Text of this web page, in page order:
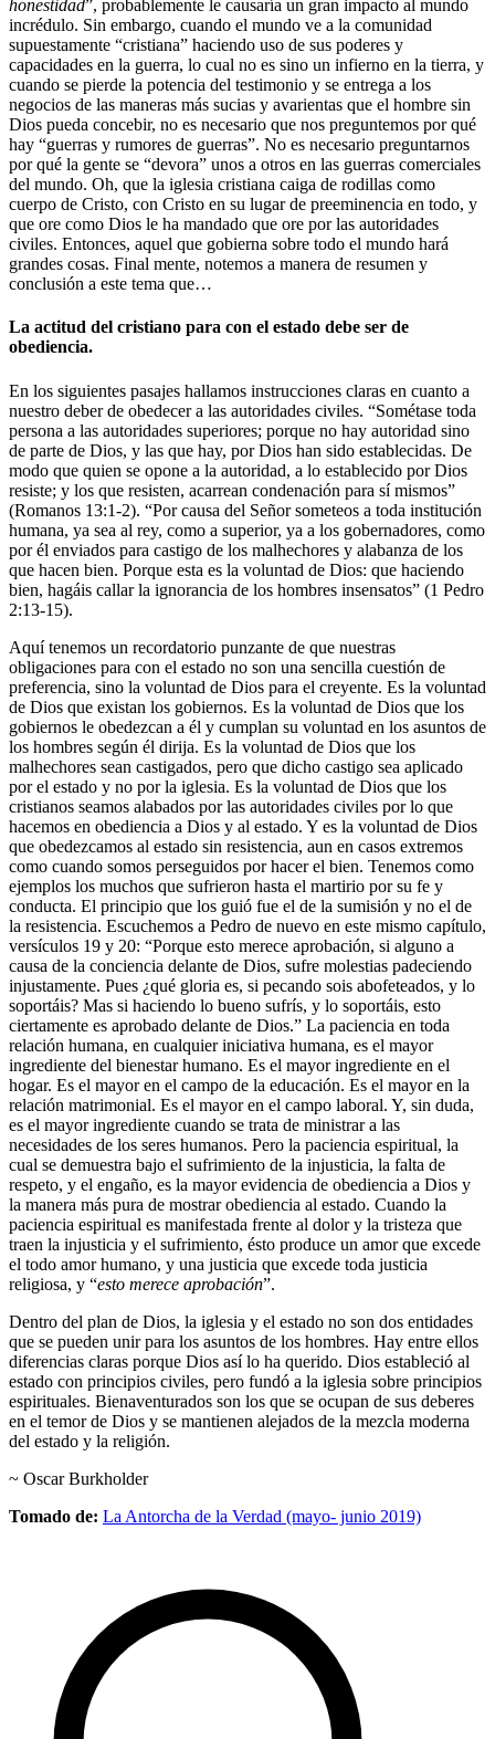
honestidad”, probablemente le causaría un gran impacto al mundo
incrédulo. Sin embargo, cuando el mundo ve a la comunidad
supuestamente “cristiana” haciendo uso de sus poderes y
capacidades en la guerra, lo cual no es sino un infierno en la tierra, y
cuando se pierde la potencia del testimonio y se entrega a los
negocios de las maneras más sucias y avarientas que el hombre sin
Dios pueda concebir, no es necesario que nos preguntemos por qué
hay “guerras y rumores de guerras”. No es necesario preguntarnos
por qué la gente se “devora” unos a otros en las guerras comerciales
del mundo. Oh, que la iglesia cristiana caiga de rodillas como
cuerpo de Cristo, con Cristo en su lugar de preeminencia en todo, y
que ore como Dios le ha mandado que ore por las autoridades
civiles. Entonces, aquel que gobierna sobre todo el mundo hará
grandes cosas. Final mente, notemos a manera de resumen y
conclusión a este tema que…
La actitud del cristiano para con el estado debe ser de
obediencia.
En los siguientes pasajes hallamos instrucciones claras en cuanto a
nuestro deber de obedecer a las autoridades civiles. “Sométase toda
persona a las autoridades superiores; porque no hay autoridad sino
de parte de Dios, y las que hay, por Dios han sido establecidas. De
modo que quien se opone a la autoridad, a lo establecido por Dios
resiste; y los que resisten, acarrean condenación para sí mismos”
(Romanos 13:1-2). “Por causa del Señor someteos a toda institución
humana, ya sea al rey, como a superior, ya a los gobernadores, como
por él enviados para castigo de los malhechores y alabanza de los
que hacen bien. Porque esta es la voluntad de Dios: que haciendo
bien, hagáis callar la ignorancia de los hombres insensatos” (1 Pedro
2:13-15).
Aquí tenemos un recordatorio punzante de que nuestras
obligaciones para con el estado no son una sencilla cuestión de
preferencia, sino la voluntad de Dios para el creyente. Es la voluntad
de Dios que existan los gobiernos. Es la voluntad de Dios que los
gobiernos le obedezcan a él y cumplan su voluntad en los asuntos de
los hombres según él dirija. Es la voluntad de Dios que los
malhechores sean castigados, pero que dicho castigo sea aplicado
por el estado y no por la iglesia. Es la voluntad de Dios que los
cristianos seamos alabados por las autoridades civiles por lo que
hacemos en obediencia a Dios y al estado. Y es la voluntad de Dios
que obedezcamos al estado sin resistencia, aun en casos extremos
como cuando somos perseguidos por hacer el bien. Tenemos como
ejemplos los muchos que sufrieron hasta el martirio por su fe y
conducta. El principio que los guió fue el de la sumisión y no el de
la resistencia. Escuchemos a Pedro de nuevo en este mismo capítulo,
versículos 19 y 20: “Porque esto merece aprobación, si alguno a
causa de la conciencia delante de Dios, sufre molestias padeciendo
injustamente. Pues ¿qué gloria es, si pecando sois abofeteados, y lo
soportáis? Mas si haciendo lo bueno sufrís, y lo soportáis, esto
ciertamente es aprobado delante de Dios.” La paciencia en toda
relación humana, en cualquier iniciativa humana, es el mayor
ingrediente del bienestar humano. Es el mayor ingrediente en el
hogar. Es el mayor en el campo de la educación. Es el mayor en la
relación matrimonial. Es el mayor en el campo laboral. Y, sin duda,
es el mayor ingrediente cuando se trata de ministrar a las
necesidades de los seres humanos. Pero la paciencia espiritual, la
cual se demuestra bajo el sufrimiento de la injusticia, la falta de
respeto, y el engaño, es la mayor evidencia de obediencia a Dios y
la manera más pura de mostrar obediencia al estado. Cuando la
paciencia espiritual es manifestada frente al dolor y la tristeza que
traen la injusticia y el sufrimiento, ésto produce un amor que excede
el todo amor humano, y una justicia que excede toda justicia
religiosa, y “esto merece aprobación”.
Dentro del plan de Dios, la iglesia y el estado no son dos entidades
que se pueden unir para los asuntos de los hombres. Hay entre ellos
diferencias claras porque Dios así lo ha querido. Dios estableció al
estado con principios civiles, pero fundó a la iglesia sobre principios
espirituales. Bienaventurados son los que se ocupan de sus deberes
en el temor de Dios y se mantienen alejados de la mezcla moderna
del estado y la religión.
~ Oscar Burkholder
Tomado de: La Antorcha de la Verdad (mayo- junio 2019)